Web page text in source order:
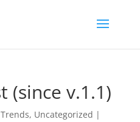
(since v.1.1)
Trends, Uncategorized |